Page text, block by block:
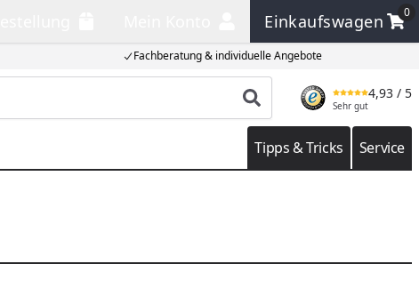
Fachberatung & individuelle Angebote
Einkaufswagen
0
Einkaufswagen
Produkt suchen
4,93 / 5
Sehr gut
Tipps & Tricks Service